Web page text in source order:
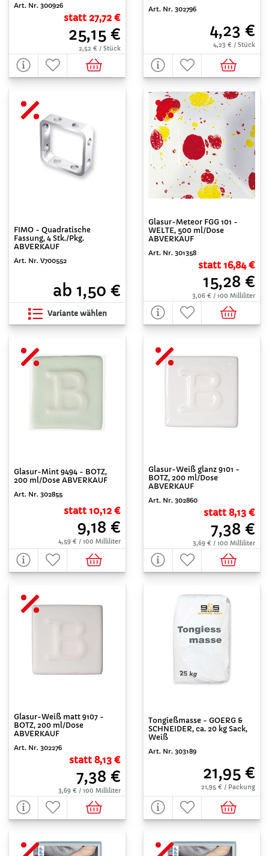
Art. Nr. 300926
statt 27,72 €
25,15 €
2,52 € / Stück
Art. Nr. 302796
4,23 €
4,23 € / Stück
FIMO - Quadratische
Fassung, 4 Stk./Pkg.
ABVERKAUF
Art. Nr. V700552
ab 1,50 €
Variante wählen
Glasur-Meteor FGG 101 -
WELTE, 500 ml/Dose
ABVERKAUF
Art. Nr. 301358
statt 16,84 €
15,28 €
3,06 € / 100 Milliliter
Glasur-Mint 9494 - BOTZ,
200 ml/Dose ABVERKAUF
Art. Nr. 302855
statt 10,12 €
9,18 €
4,59 € / 100 Milliliter
Glasur-Weiß glanz 9101 -
BOTZ, 200 ml/Dose
ABVERKAUF
Art. Nr. 302860
statt 8,13 €
7,38 €
3,69 € / 100 Milliliter
Glasur-Weiß matt 9107 -
BOTZ, 200 ml/Dose
ABVERKAUF
Art. Nr. 302276
statt 8,13 €
7,38 €
3,69 € / 100 Milliliter
Tongießmasse - GOERG &
SCHNEIDER, ca. 20 kg Sack,
Weiß
Art. Nr. 303189
21,95 €
21,95 € / Packung